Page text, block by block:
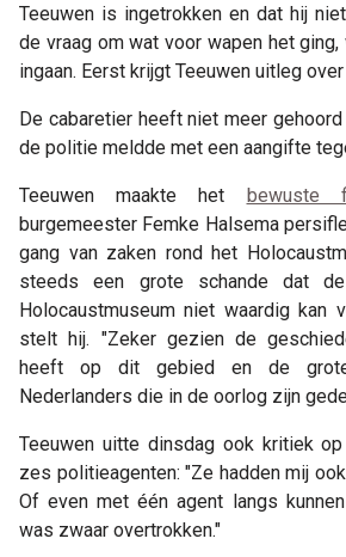
Teeuwen is ingetrokken en dat hij
de vraag om wat voor wapen het
ingaan. Eerst krijgt Teeuwen uitleg
De cabaretier heeft niet meer
de politie meldde met een aangifte
Teeuwen maakte het bewuste
burgemeester Femke Halsema
gang van zaken rond het
steeds een grote schande dat
Holocaustmuseum niet waardig kan
stelt hij. "Zeker gezien de
heeft op dit gebied en de
Nederlanders die in de oorlog zijn
Teeuwen uitte dinsdag ook kritiek
zes politieagenten: "Ze hadden mij
Of even met één agent langs
was zwaar overtrokken."